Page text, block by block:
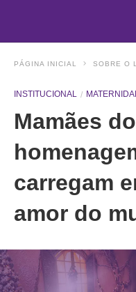
PÁGINA INICIAL SOBRE O
INSTITUCIONAL
Mamães
carregam
amor do